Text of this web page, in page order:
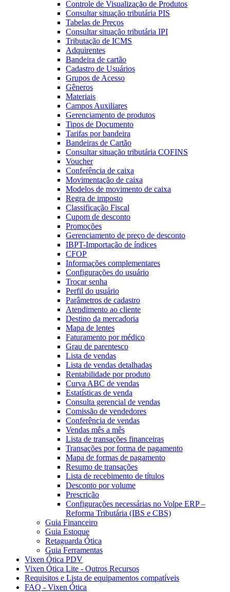
Controle de Visualização de Produtos
Consultar situação tributária PIS
Tabelas de Preços
Consultar situação tributária IPI
Tributação de ICMS
Adquirentes
Bandeira de cartão
Cadastro de Usuários
Grupos de Acesso
Gêneros
Materiais
Campos Auxiliares
Gerenciamento de produtos
Tipos de Documento
Tarifas por bandeira
Bandeiras de Cartão
Consultar situação tributária COFINS
Voucher
Conferência de caixa
Movimentação de caixa
Modelos de movimento de caixa
Regra de imposto
Classificação Fiscal
Cupom de desconto
Promoções
Gerenciamento de preço de desconto
IBPT-Importação de índices
CFOP
Informações complementares
Configurações do usuário
Trocar senha
Perfil do usuário
Parâmetros de cadastro
Atendimento ao cliente
Destino da mercadoria
Mapa de lentes
Faturamento por médico
Grau de parentesco
Lista de vendas
Lista de vendas detalhadas
Rentabilidade por produto
Curva ABC de vendas
Estatísticas de venda
Consulta gerencial de vendas
Comissão de vendedores
Conferência de vendas
Vendas mês a mês
Lista de transações financeiras
Transações por forma de pagamento
Mapa de formas de pagamento
Resumo de transações
Lista de recebimento de títulos
Desconto por volume
Prescrição
Configurações necessárias no Volpe ERP –
Reforma Tributária (IBS e CBS)
Guia Financeiro
Guia Estoque
Retaguarda Ótica
Guia Ferramentas
Vixen Ótica PDV
Vixen Ótica Lite - Outros Recursos
Requisitos e Lista de equipamentos compatíveis
FAQ - Vixen Ótica